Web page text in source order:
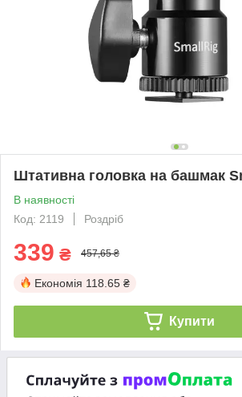
Штативна головка на башмак
В наявності
Код: 2119
Роздріб
339 ₴ 457,65 ₴
Економія 118.65 ₴
Купити